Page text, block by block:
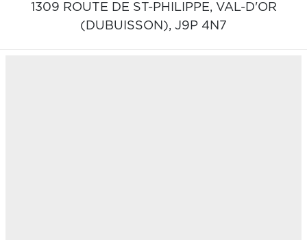
1309 ROUTE DE ST-PHILIPPE, VAL-D'OR
(DUBUISSON), J9P 4N7